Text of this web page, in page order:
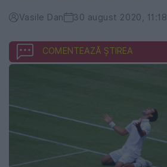
Vasile Dan 30 august 2020, 11:18
COMENTEAZĂ ȘTIREA